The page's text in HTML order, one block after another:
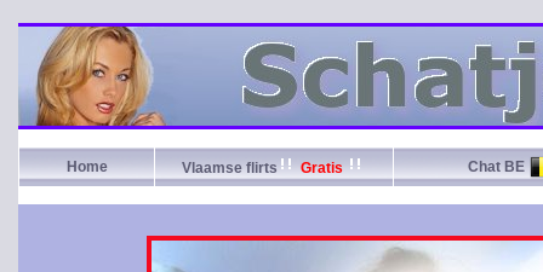
Home Vlaamse flirts Gratis Chat BE